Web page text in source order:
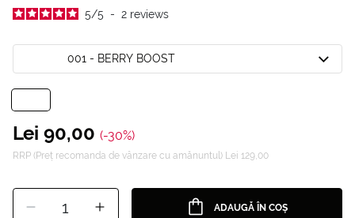
5/5 - 2 reviews
001 - BERRY BOOST
Lei 90,00 (-30%)
RRP (Preț recomanda de vânzare cu amănuntul) Lei 129,00
1 ADAUGĂ ÎN COȘ